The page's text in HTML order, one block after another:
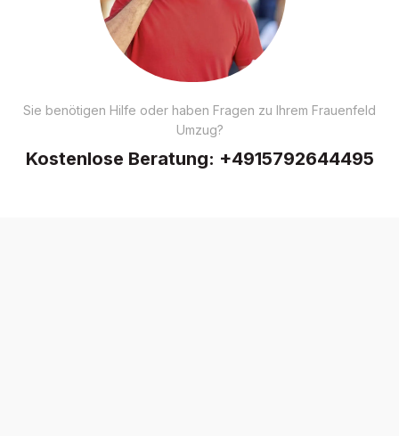
Sie benötigen Hilfe oder haben Fragen zu Ihrem Frauenfeld
Umzug?
Kostenlose Beratung: +4915792644495